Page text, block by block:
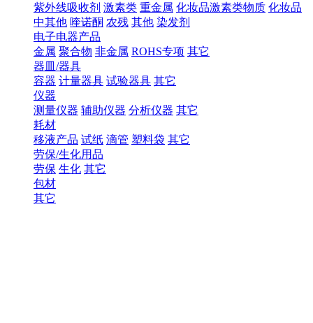
紫外线吸收剂 激素类 重金属 化妆品激素类物质 化妆品
中其他 喹诺酮 农残 其他 染发剂
电子电器产品
金属 聚合物 非金属 ROHS专项 其它
器皿/器具
容器 计量器具 试验器具 其它
仪器
测量仪器 辅助仪器 分析仪器 其它
耗材
移液产品 试纸 滴管 塑料袋 其它
劳保/生化用品
劳保 生化 其它
包材
其它